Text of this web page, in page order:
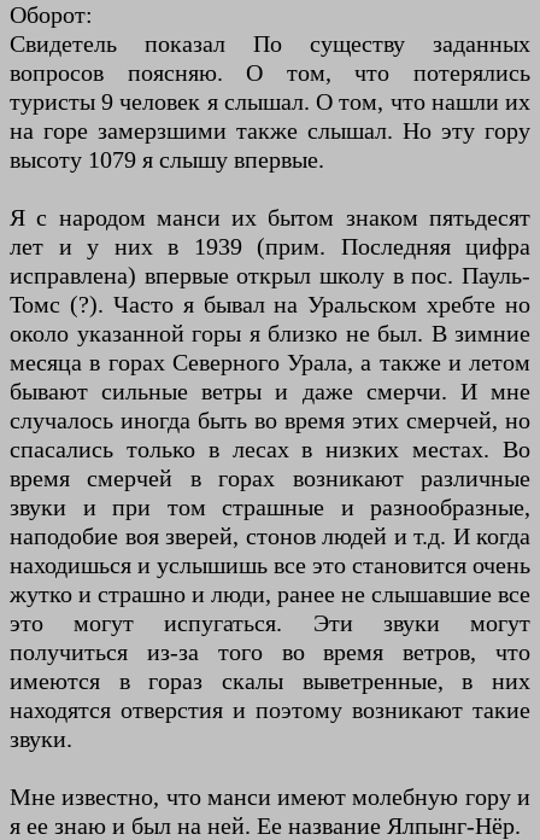
Оборот:
Свидетель показал По существу заданных
вопросов поясняю. О том, что потерялись
туристы 9 человек я слышал. О том, что нашли их
на горе замерзшими также слышал. Но эту гору
высоту 1079 я слышу впервые.
Я с народом манси их бытом знаком пятьдесят
лет и у них в 1939 (прим. Последняя цифра
исправлена) впервые открыл школу в пос. Пауль-
Томс (?). Часто я бывал на Уральском хребте но
около указанной горы я близко не был. В зимние
месяца в горах Северного Урала, а также и летом
бывают сильные ветры и даже смерчи. И мне
случалось иногда быть во время этих смерчей, но
спасались только в лесах в низких местах. Во
время смерчей в горах возникают различные
звуки и при том страшные и разнообразные,
наподобие воя зверей, стонов людей и т.д. И когда
находишься и услышишь все это становится очень
жутко и страшно и люди, ранее не слышавшие все
это могут испугаться. Эти звуки могут
получиться из-за того во время ветров, что
имеются в гораз скалы выветренные, в них
находятся отверстия и поэтому возникают такие
звуки.
Мне известно, что манси имеют молебную гору и
я ее знаю и был на ней. Ее название Ялпынг-Нёр.